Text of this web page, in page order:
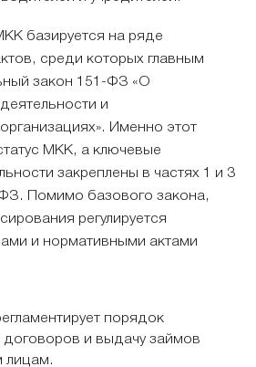
базируется на ряде
среди которых главным
закон 151-ФЗ «О
и
Именно этот
МКК, а ключевые
закреплены в частях 1 и 3
Помимо базового закона,
регулируется
и нормативными актами
порядок
договоров и выдачу займов
лицам.